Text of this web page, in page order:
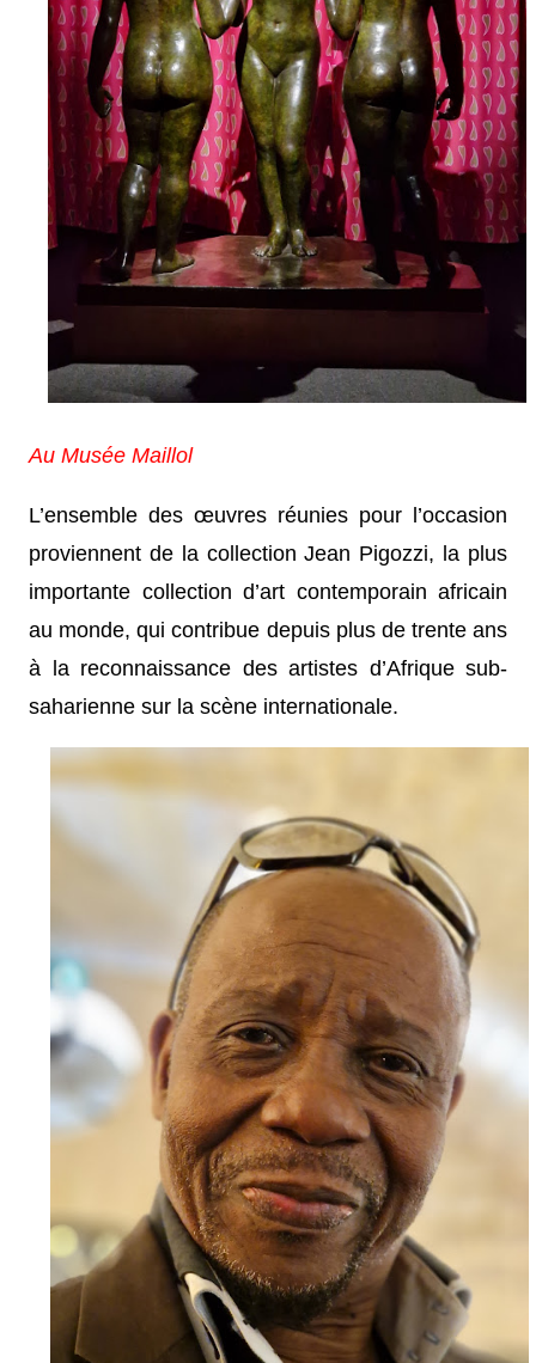
Au Musée Maillol
L’ensemble des œuvres réunies pour l’occasion
proviennent de la collection Jean Pigozzi, la plus
importante collection d’art contemporain africain
au monde, qui contribue depuis plus de trente ans
à la reconnaissance des artistes d’Afrique sub-
saharienne sur la scène internationale.